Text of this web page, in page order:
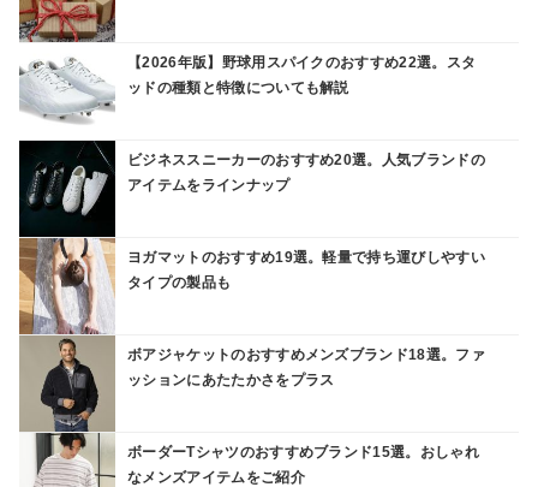
【2026年版】野球用スパイクのおすすめ22選。スタ
ッドの種類と特徴についても解説
ビジネススニーカーのおすすめ20選。人気ブランドの
アイテムをラインナップ
ヨガマットのおすすめ19選。軽量で持ち運びしやすい
タイプの製品も
ボアジャケットのおすすめメンズブランド18選。ファ
ッションにあたたかさをプラス
ボーダーTシャツのおすすめブランド15選。おしゃれ
なメンズアイテムをご紹介